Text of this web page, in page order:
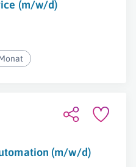
(m/w/d)
(m/w/d)